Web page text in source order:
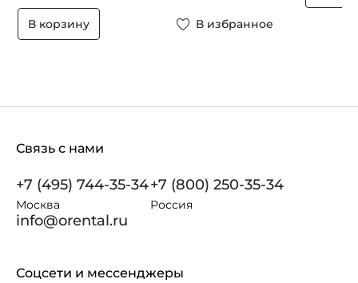
В корзину В избранное
Связь с нами
+7 (495) 744-35-34
Москва
+7 (800) 250-35-34
Россия
info@orental.ru
Соцсети и мессенджеры